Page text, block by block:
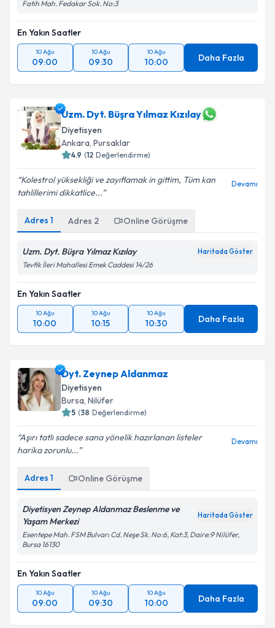
Fatih Mah. Fedakar Sok. No:3
En Yakın Saatler
10 Ağu
09:00
10 Ağu
09:30
10 Ağu
10:00 Daha Fazla
Uzm. Dyt. Büşra Yılmaz Kızılay
Diyetisyen
Ankara, Pursaklar
4.9 (12 Değerlendirme)
Kolestrol yüksekliği ve zayıflamak in gittim, Tüm kan
tahlillerimi dikkatlice...
Devamı
Adres 1 Adres 2 Online Görüşme
Uzm. Dyt. Büşra Yılmaz Kızılay Haritada Göster
Tevfik İleri Mahallesi Emek Caddesi 14/26
En Yakın Saatler
10 Ağu
10:00
10 Ağu
10:15
10 Ağu
10:30 Daha Fazla
Dyt. Zeynep Aldanmaz
Diyetisyen
Bursa, Nilüfer
5 (38 Değerlendirme)
Aşırı tatlı sadece sana yönelik hazırlanan listeler
harika zorunlu...
Devamı
Adres 1 Online Görüşme
Diyetisyen Zeynep Aldanmaz Beslenme ve
Yaşam Merkezi
Haritada Göster
Esentepe Mah. FSM Bulvarı Cd. Neşe Sk. No:6, Kat:3, Daire:9 Nilüfer,
Bursa 16130
En Yakın Saatler
10 Ağu
09:00
10 Ağu
09:30
10 Ağu
10:00 Daha Fazla